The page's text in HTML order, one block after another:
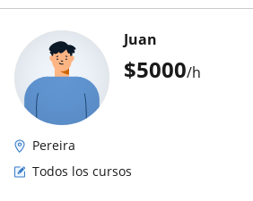
$5000/h
Juan
Pereira
Todos los cursos